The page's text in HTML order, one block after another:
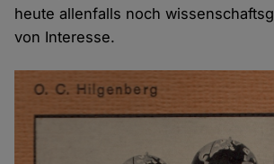
heute allenfalls noch
von Interesse.